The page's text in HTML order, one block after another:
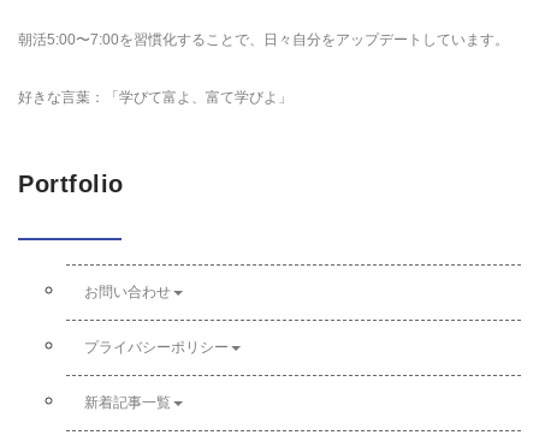
朝活5:00〜7:00を習慣化することで、日々自分をアップデートしています。
好きな言葉：「学びて富よ、富て学びよ」
Portfolio
お問い合わせ
プライバシーポリシー
新着記事一覧